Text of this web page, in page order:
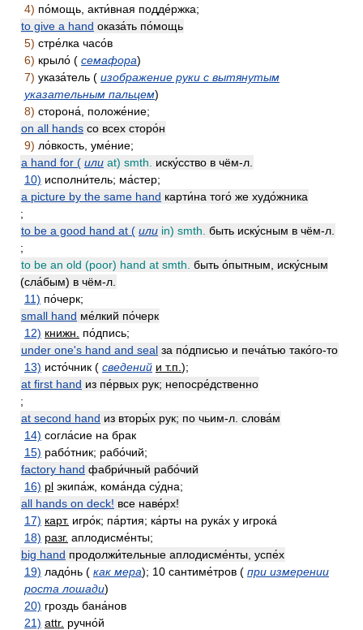
4) по́мощь, акти́вная подде́ржка;
to give a hand оказа́ть по́мощь
5) стре́лка часо́в
6) крыло́ ( семафора)
7) указа́тель ( изображение руки с вытянутым
указательным пальцем)
8) сторона́, положе́ние;
on all hands со всех сторо́н
9) ло́вкость, уме́ние;
a hand for ( или at) smth.
иску́сство в чём-л.
10) исполни́тель; ма́стер;
a picture by the same hand карти́на того́ же худо́жника
;
to be a good hand at ( или in) smth. быть иску́сным в чём-л.
;
to be an old (poor) hand at smth. быть о́пытным, иску́сным
(сла́бым) в чём-л.
11) по́черк;
small hand ме́лкий по́черк
12) книжн.
по́дпись;
under one's hand and seal за по́дписью и печа́тью тако́го-то
13) исто́чник ( сведений и т.п. );
at first hand из пе́рвых рук; непосре́дственно
;
at second hand из вторы́х рук; по чьим-л. слова́м
14) согла́сие на брак
15) рабо́тник; рабо́чий;
factory hand фабри́чный рабо́чий
16) pl экипа́ж, кома́нда су́дна;
all hands on deck! все наве́рх!
17) карт. игро́к; па́ртия; ка́рты на рука́х у игрока́
18) разг. аплодисме́нты;
big hand продолжи́тельные аплодисме́нты, успе́х
19) ладо́нь ( как мера); 10 сантиме́тров ( при измерении
роста лошади)
20) гроздь бана́нов
21) attr. ручно́й